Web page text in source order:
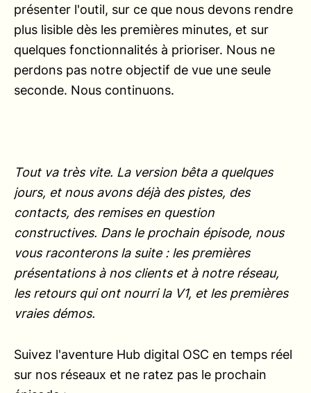
présenter l'outil, sur ce que nous devons rendre
plus lisible dès les premières minutes, et sur
quelques fonctionnalités à prioriser. Nous ne
perdons pas notre objectif de vue une seule
seconde. Nous continuons.
Tout va très vite. La version bêta a quelques
jours, et nous avons déjà des pistes, des
contacts, des remises en question
constructives. Dans le prochain épisode, nous
vous raconterons la suite : les premières
présentations à nos clients et à notre réseau,
les retours qui ont nourri la V1, et les premières
vraies démos.
Suivez l'aventure Hub digital OSC en temps réel
sur nos réseaux et ne ratez pas le prochain